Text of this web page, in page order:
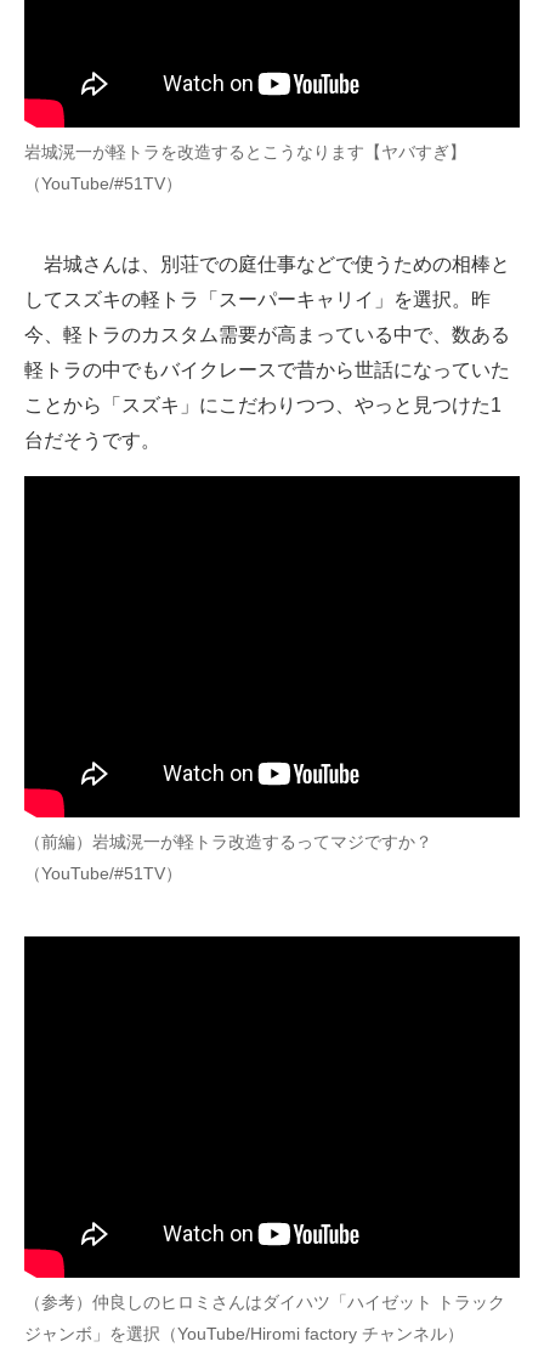
エレクトロニクス専門サイト
建設×テクノロジーの最前線
ちょっと気になるネットの話題
岩城滉一が軽トラを改造するとこうなります【ヤバすぎ】
（YouTube/#51TV）
岩城さんは、別荘での庭仕事などで使うための相棒と
してスズキの軽トラ「スーパーキャリイ」を選択。昨
今、軽トラのカスタム需要が高まっている中で、数ある
軽トラの中でもバイクレースで昔から世話になっていた
ことから「スズキ」にこだわりつつ、やっと見つけた1
台だそうです。
（前編）岩城滉一が軽トラ改造するってマジですか？
（YouTube/#51TV）
（参考）仲良しのヒロミさんはダイハツ「ハイゼット トラック
ジャンボ」を選択（YouTube/Hiromi factory チャンネル）